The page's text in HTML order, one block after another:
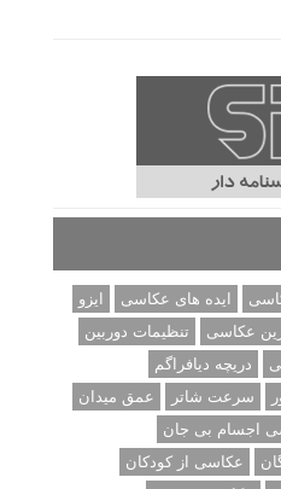
ایده های عکاسی
ایزو
عکاسی
تنظیمات دوربین
دریچه دیافراگم
سرعت شاتر
عمق میدان
اجسام بی جان
عکاسی از کودکان